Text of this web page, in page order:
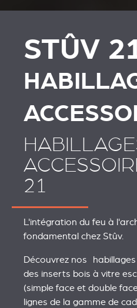
STÛV
21
L'intégration du feu à
fondamental chez Stûv.
Découvrez nos
des inserts bois à vitre
(simple face et double
lignes de la gamme de
ACCESSOIRES STÛV 21